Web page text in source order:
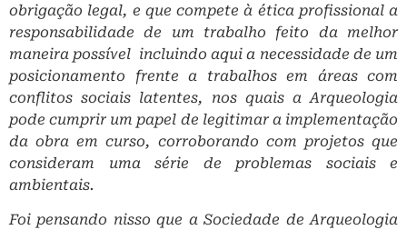
obrigação legal, e que compete à ética profissional a
responsabilidade de um trabalho feito da melhor
maneira possível ­ incluindo aqui a necessidade de um
posicionamento frente a trabalhos em áreas com
conflitos sociais latentes, nos quais a Arqueologia
pode cumprir um papel de legitimar a implementação
da obra em curso, corroborando com projetos que
consideram uma série de problemas sociais e
ambientais.
Foi pensando nisso que a Sociedade de Arqueologia